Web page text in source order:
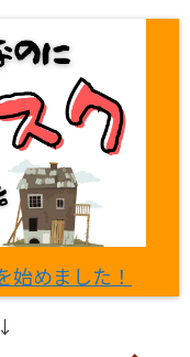
始めました！